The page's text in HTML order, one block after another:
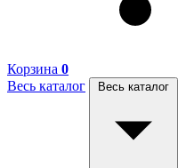
Корзина 0
Весь каталог
Весь каталог